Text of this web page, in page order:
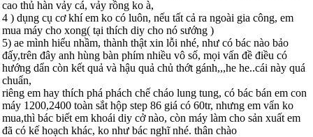
cao thủ hàn vảy cá, vảy rồng ko à,
4 ) dụng cụ cơ khí em ko có luôn, nếu tất cả ra ngoài gia công, em
mua máy cho xong( tại thích diy cho nó sướng )
5) ae mình hiểu nhầm, thành thật xin lỗi nhé, như có bác nào bảo
đấy,trên đây anh hùng bàn phím nhiều vô số, mọi vấn đề điều có
hướng dẩn còn kết quả và hậu quả chủ thớt gánh,,,he he..cái này quá
chuẩn,
riêng em hay thích phá phách chế cháo lung tung, có bác bán em con
máy 1200,2400 toàn sắt hộp step 86 giá có 60tr, nhưng em vẩn ko
mua,thì bác biết em khoái diy cở nào, còn máy làm cho sản xuất em
đã có kế hoạch khác, ko như bác nghĩ nhé. thân chào